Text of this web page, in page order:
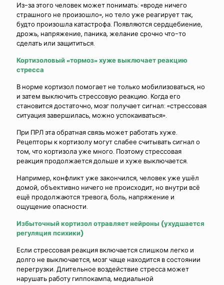
Из-за этого человек может понимать: «вроде ничего
страшного не произошло», но тело уже реагирует так,
будто произошла катастрофа. Появляются сердцебиение,
дрожь, напряжение, паника, желание срочно что-то
сделать или защититься.
Кортизоловый «тормоз» хуже выключает реакцию
стресса
В норме кортизол помогает не только мобилизоваться, но
и затем выключить стрессовую реакцию. Когда его
становится достаточно, мозг получает сигнал: «стрессовая
ситуация завершилась, можно успокаиваться».
При ПРЛ эта обратная связь может работать хуже.
Рецепторы к кортизолу могут слабее считывать сигнал о
том, что кортизола уже много. Поэтому стрессовая
реакция продолжается дольше и хуже выключается.
Например, конфликт уже закончился, человек уже ушёл
домой, объективно ничего не происходит, но внутри всё
ещё продолжаются тревога, боль, напряжение и
ощущение опасности.
Избыточный кортизол отравляет нейроны (ухудшается
регуляция психики)
Если стрессовая реакция включается слишком легко и
долго не выключается, мозг чаще находится в состоянии
перегрузки. Длительное воздействие стресса может
нарушать работу гиппокампа, медиальной